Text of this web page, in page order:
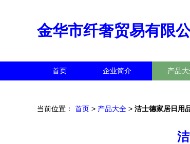
金华市纤奢贸易有限
首页 企业简介 产品
当前位置： 首页 > 产品大全 > 洁士德家居日用